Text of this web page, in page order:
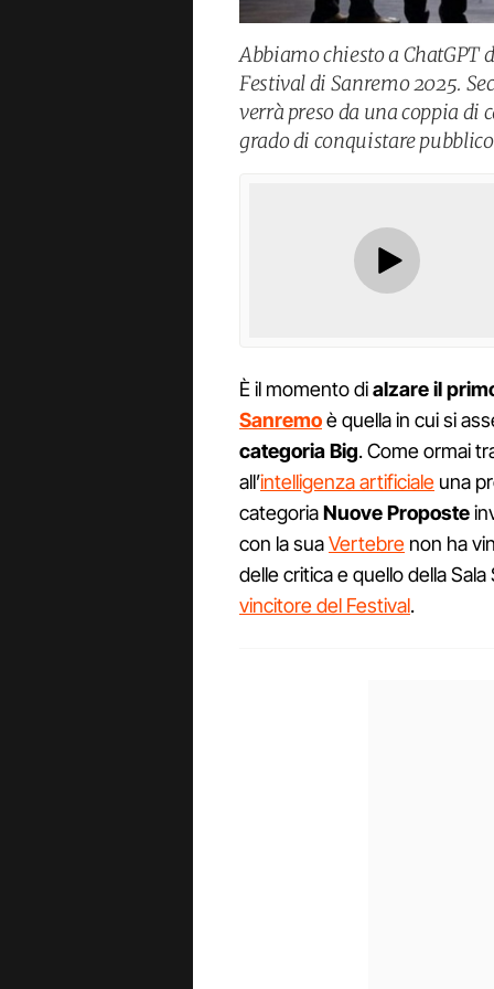
Abbiamo chiesto a ChatGPT
Festival di Sanremo 2025.
verrà preso da una coppia di
grado di conquistare
È il momento dialzare il
Sanremoè quella in cui si
categoria Big. Come ormai
all’intelligenza artificiale una
categoriaNuove Proposte
con la suaVertebre non ha
delle critica e quello della
vincitore del Festival.